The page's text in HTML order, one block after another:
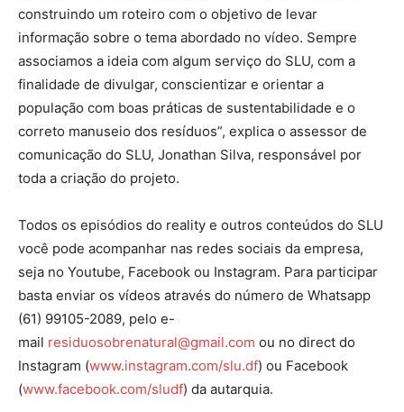
construindo um roteiro com o objetivo de levar
informação sobre o tema abordado no vídeo. Sempre
associamos a ideia com algum serviço do SLU, com a
finalidade de divulgar, conscientizar e orientar a
população com boas práticas de sustentabilidade e o
correto manuseio dos resíduos”, explica o assessor de
comunicação do SLU, Jonathan Silva, responsável por
toda a criação do projeto.
Todos os episódios do reality e outros conteúdos do SLU
você pode acompanhar nas redes sociais da empresa,
seja no Youtube, Facebook ou Instagram. Para participar
basta enviar os vídeos através do número de Whatsapp
(61) 99105-2089, pelo e-
mail residuosobrenatural@gmail.com ou no direct do
Instagram (www.instagram.com/slu.df) ou Facebook
(www.facebook.com/sludf) da autarquia.